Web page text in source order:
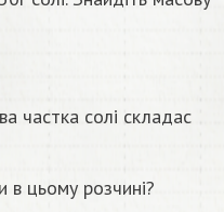
частка солі складас
в цьому розчинi?